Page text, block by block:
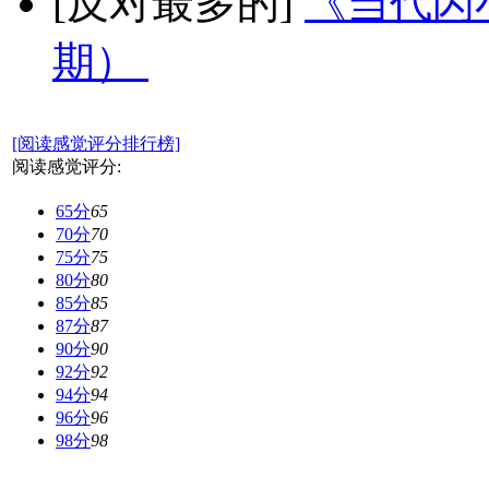
期）
[阅读感觉评分排行榜]
阅读感觉评分:
65分65
70分70
75分75
80分80
85分85
87分87
90分90
92分92
94分94
96分96
98分98